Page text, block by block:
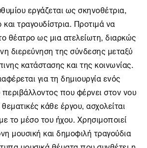
εργάζεται ως σκηνοθέτρια,
τραγουδίστρια. Προτιμά να
θέατρο ως μια ατελείωτη, διαρκώς
διερεύνηση της σύνδεσης μεταξύ
κατάστασης και της κοινωνίας.
για τη δημιουργία ενός
περιβάλλοντος που φέρνει στον νου
κάθε έργου, ασχολείται
το μέσο του ήχου. Χρησιμοποιεί
μουσική και δημοφιλή τραγούδια